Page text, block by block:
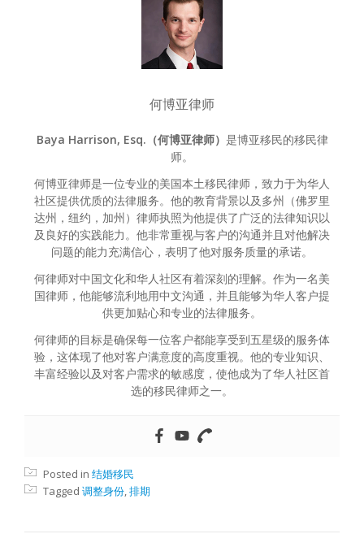
何博亚律师
Baya Harrison, Esq.（何博亚律师） 是博亚移民的移民律
师。
何博亚律师是一位专业的美国本土移民律师，致力于为华人
社区提供优质的法律服务。他的教育背景以及多州（佛罗里
达州，纽约，加州）律师执照为他提供了广泛的法律知识以
及良好的实践能力。他非常重视与客户的沟通并且对他解决
问题的能力充满信心，表明了他对服务质量的承诺。
何律师对中国文化和华人社区有着深刻的理解。作为一名美
国律师，他能够流利地用中文沟通，并且能够为华人客户提
供更加贴心和专业的法律服务。
何律师的目标是确保每一位客户都能享受到五星级的服务体
验，这体现了他对客户满意度的高度重视。他的专业知识、
丰富经验以及对客户需求的敏感度，使他成为了华人社区首
选的移民律师之一。
Posted in 结婚移民
Tagged 调整身份,排期